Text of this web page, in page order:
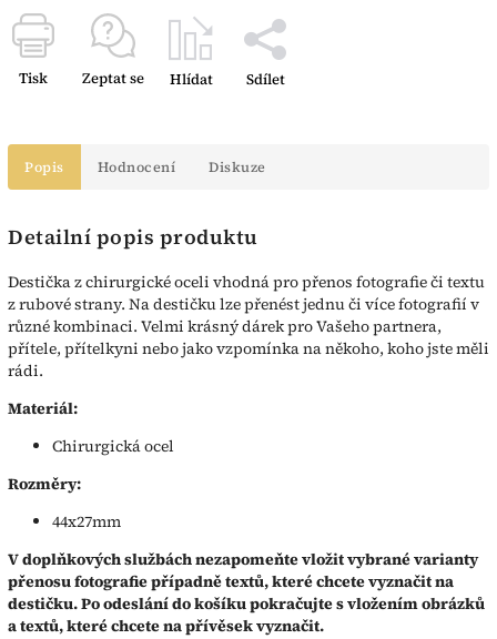
Tisk Zeptat se Hlídat Sdílet
Popis Hodnocení Diskuze
Detailní popis produktu
Destička z chirurgické oceli vhodná pro přenos fotografie či textu
z rubové strany. Na destičku lze přenést jednu či více fotografií v
různé kombinaci. Velmi krásný dárek pro Vašeho partnera,
přítele, přítelkyni nebo jako vzpomínka na někoho, koho jste měli
rádi.
Materiál:
Chirurgická ocel
Rozměry:
44x27mm
V doplňkových službách nezapomeňte vložit vybrané varianty
přenosu fotografie případně textů, které chcete vyznačit na
destičku. Po odeslání do košíku pokračujte s vložením obrázků
a textů, které chcete na přívěsek vyznačit.